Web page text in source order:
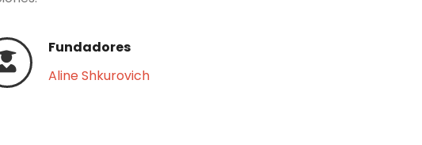
Fundadores
Aline Shkurovich